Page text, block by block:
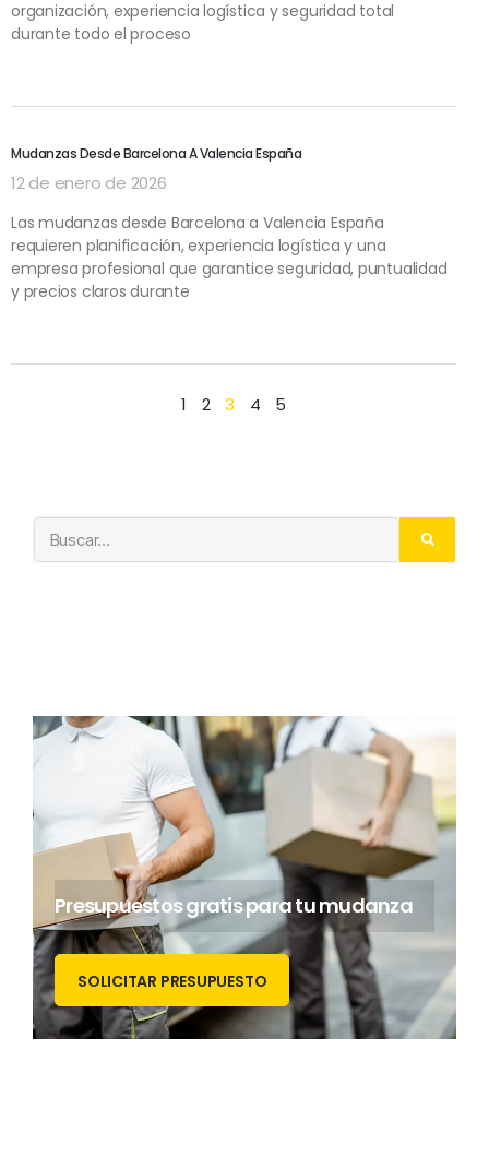
organización, experiencia logística y seguridad total
durante todo el proceso
Mudanzas Desde Barcelona A Valencia España
12 de enero de 2026
Las mudanzas desde Barcelona a Valencia España
requieren planificación, experiencia logística y una
empresa profesional que garantice seguridad, puntualidad
y precios claros durante
1 2 3 4 5
Presupuestos gratis para tu mudanza
SOLICITAR PRESUPUESTO